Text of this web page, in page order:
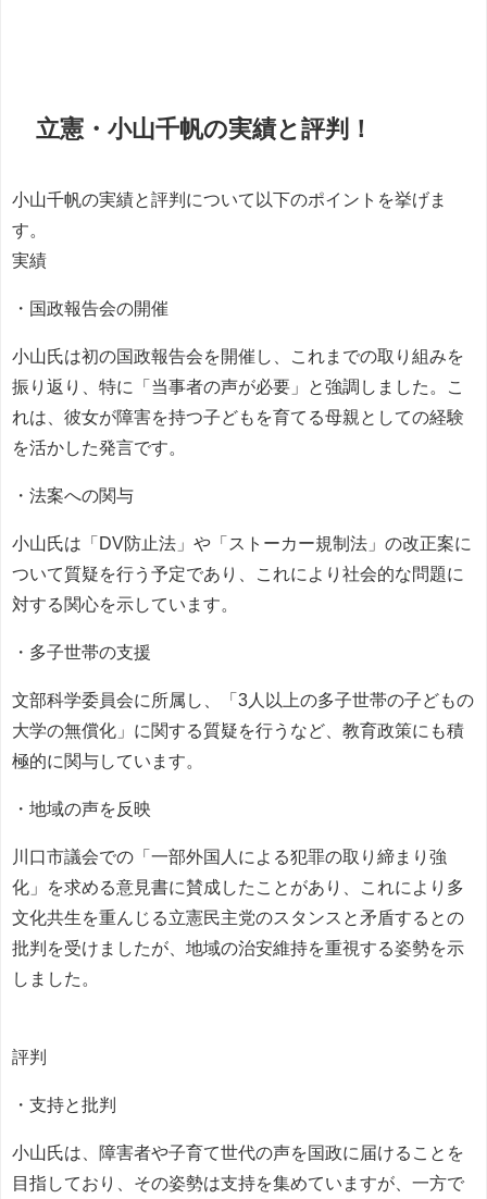
立憲・小山千帆の実績と評判！
小山千帆の実績と評判について以下のポイントを挙げま
す。
実績
・国政報告会の開催
小山氏は初の国政報告会を開催し、これまでの取り組みを
振り返り、特に「当事者の声が必要」と強調しました。こ
れは、彼女が障害を持つ子どもを育てる母親としての経験
を活かした発言です。
・法案への関与
小山氏は「DV防止法」や「ストーカー規制法」の改正案に
ついて質疑を行う予定であり、これにより社会的な問題に
対する関心を示しています。
・多子世帯の支援
文部科学委員会に所属し、「3人以上の多子世帯の子どもの
大学の無償化」に関する質疑を行うなど、教育政策にも積
極的に関与しています。
・地域の声を反映
川口市議会での「一部外国人による犯罪の取り締まり強
化」を求める意見書に賛成したことがあり、これにより多
文化共生を重んじる立憲民主党のスタンスと矛盾するとの
批判を受けましたが、地域の治安維持を重視する姿勢を示
しました。
評判
・支持と批判
小山氏は、障害者や子育て世代の声を国政に届けることを
目指しており、その姿勢は支持を集めていますが、一方で